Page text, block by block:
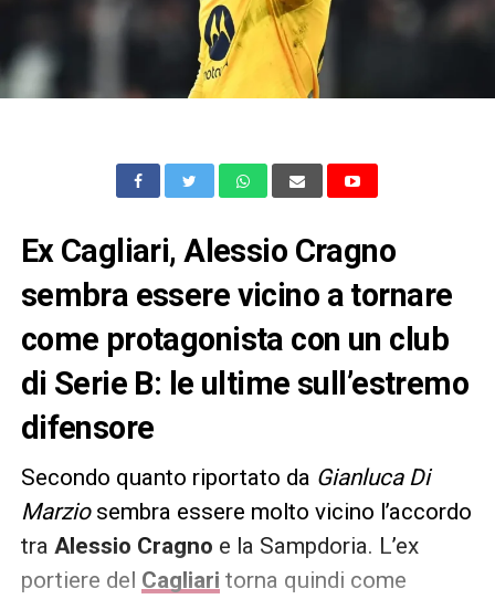
Ex Cagliari, Alessio Cragno
sembra essere vicino a tornare
come protagonista con un club
di Serie B: le ultime sull’estremo
difensore
Secondo quanto riportato da Gianluca Di
Marziosembra essere molto vicino l’accordo
tra Alessio Cragno e la Sampdoria. L’ex
portiere del Cagliari torna quindi come